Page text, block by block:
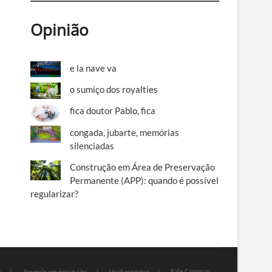
Opinião
e la nave va
o sumiço dos royalties
fica doutor Pablo, fica
congada, jubarte, memórias
silenciadas
Construção em Área de Preservação
Permanente (APP): quando é possível
regularizar?